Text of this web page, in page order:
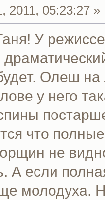
2011, 05:23:27 »
У
Олеш
у него
что
не
А если
молодуха.